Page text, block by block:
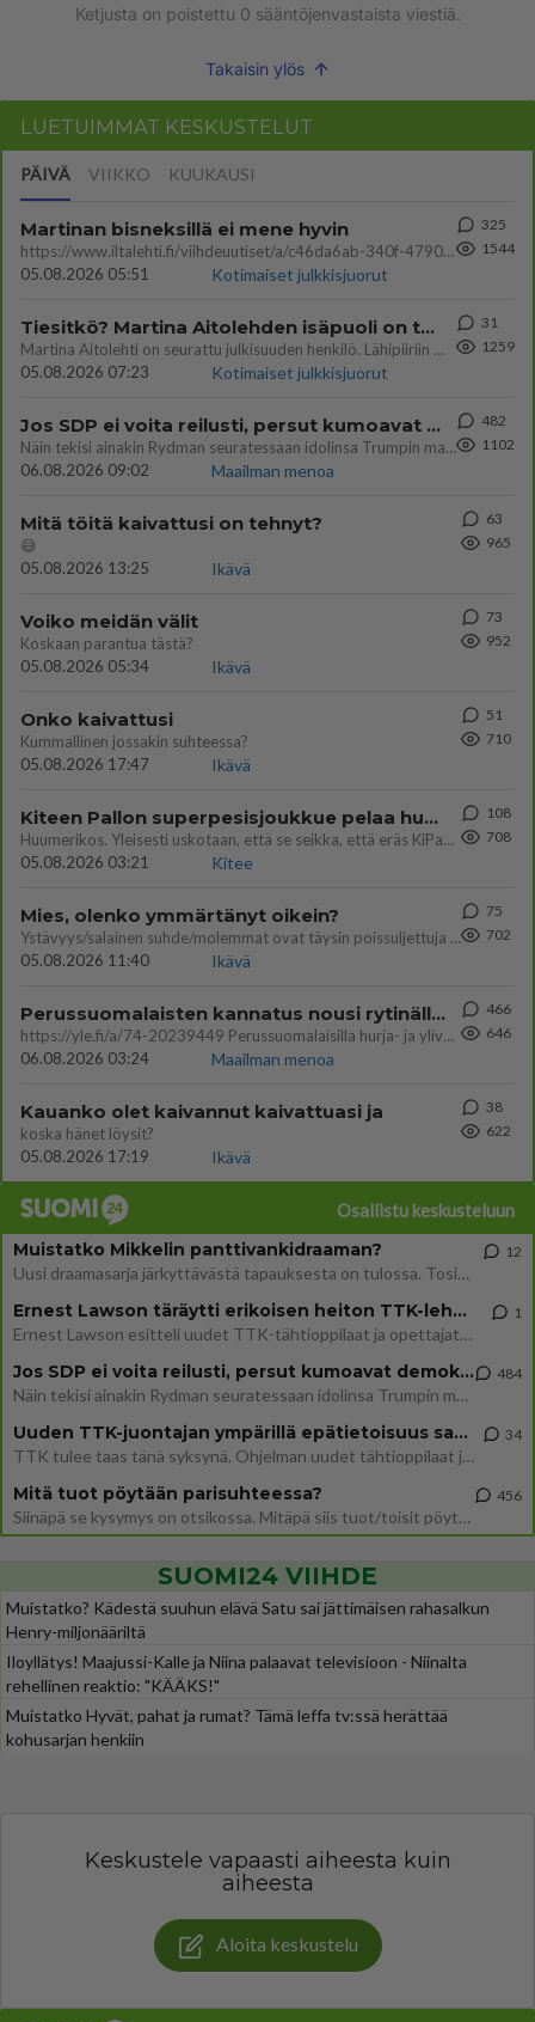
Ketjusta on poistettu 0 sääntöjenvastaista viestiä.
Takaisin ylös
LUETUIMMAT KESKUSTELUT
PÄIVÄ VIIKKO KUUKAUSI
Martinan bisneksillä ei mene hyvin
https://www.iltalehti.fi/viihdeuutiset/a/c46da6ab-340f-4790-aaa7-0865eed2336 Yrityksen konkurssihakemus on tullut kärä
05.08.2026 05:51
Kotimaiset julkkisjuorut
325
1544
Tiesitkö? Martina Aitolehden isäpuoli on tämä suosittu laulaja
Martina Aitolehti on seurattu julkisuuden henkilö. Lähipiiriin mahtuu muitakin tunnettuja henkilöitä. Tiesitkö, että Ma
05.08.2026 07:23
Kotimaiset julkkisjuorut
31
1259
Jos SDP ei voita reilusti, persut kumoavat demokratian Suomesta
Näin tekisi ainakin Rydman seuratessaan idolinsa Trumpin mallia https://www.is.fi/politiikka/art-2000012187244.html
06.08.2026 09:02
Maailman menoa
482
1102
Mitä töitä kaivattusi on tehnyt?
😅
05.08.2026 13:25
Ikävä
63
965
Voiko meidän välit
Koskaan parantua tästä?
05.08.2026 05:34
Ikävä
73
952
Onko kaivattusi
Kummallinen jossakin suhteessa?
05.08.2026 17:47
Ikävä
51
710
Kiteen Pallon superpesisjoukkue pelaa huumeiden vaikutuksen alaisena
Huumerikos. Yleisesti uskotaan, että se seikka, että eräs KiPan pelaaja kärähtää huumeista, on vain jäävuoren huippu. M
05.08.2026 03:21
Kitee
108
708
Mies, olenko ymmärtänyt oikein?
Ystävyys/salainen suhde/molemmat ovat täysin poissuljettuja asioita? Nainen
05.08.2026 11:40
Ikävä
75
702
Perussuomalaisten kannatus nousi rytinällä Ylen tänään julkaisemassa tuoreimmassa gallup-kyselyssä.
https://yle.fi/a/74-20239449 Perussuomalaisilla hurja- ja ylivoimaisesti suurin nousu tässä uudessa Ylen gallupissa. Kyl
06.08.2026 03:24
Maailman menoa
466
646
Kauanko olet kaivannut kaivattuasi ja
koska hänet löysit?
05.08.2026 17:19
Ikävä
38
622
Osallistu keskusteluun
Muistatko Mikkelin panttivankidraaman?
Uusi draamasarja järkyttävästä tapauksesta on tulossa. Tositapahtumiin perustuva sarja ammentaa vuoden 1986 Mikkelin pan
12
Ernest Lawson täräytti erikoisen heiton TTK-lehdistötilaisuudessa: " Onko tässä tarkoituksena...?"
Ernest Lawson esitteli uudet TTK-tähtioppilaat ja opettajat torstaina 6.8. lehdistölle. Tulevalla kaudella on yksi hausk
1
Jos SDP ei voita reilusti, persut kumoavat demokratian Suomesta
Näin tekisi ainakin Rydman seuratessaan idolinsa Trumpin mallia https://www.is.fi/politiikka/art-2000012187244.html
484
Uuden TTK-juontajan ympärillä epätietoisuus sakenee - Nyt MTV hämmentää soppaa
TTK tulee taas tänä syksynä. Ohjelman uudet tähtioppilaat julkistetaan torstaina 6. elokuuta klo 14 alkavassa lehdistö
34
Mitä tuot pöytään parisuhteessa?
Siinäpä se kysymys on otsikossa. Mitäpä siis tuot/toisit pöytään parisuhteessa? Oletko mies vai nainen? Koetko sen mitä
456
SUOMI24 VIIHDE
Muistatko? Kädestä suuhun elävä Satu sai jättimäisen rahasalkun
Henry-miljonääriltä
Iloyllätys! Maajussi-Kalle ja Niina palaavat televisioon - Niinalta
rehellinen reaktio: "KÄÄKS!"
Muistatko Hyvät, pahat ja rumat? Tämä leffa tv:ssä herättää
kohusarjan henkiin
Keskustele vapaasti aiheesta kuin
aiheesta
Aloita keskustelu